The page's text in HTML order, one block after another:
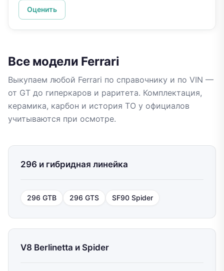
Оценить
Все модели Ferrari
Выкупаем любой Ferrari по справочнику и по VIN —
от GT до гиперкаров и раритета. Комплектация,
керамика, карбон и история ТО у официалов
учитываются при осмотре.
296 и гибридная линейка
296 GTB 296 GTS SF90 Spider
V8 Berlinetta и Spider